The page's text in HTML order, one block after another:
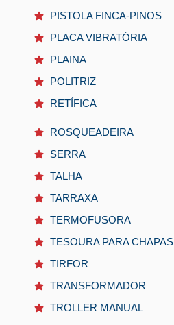
PISTOLA FINCA-PINOS
PLACA VIBRATÓRIA
PLAINA
POLITRIZ
RETÍFICA
ROSQUEADEIRA
SERRA
TALHA
TARRAXA
TERMOFUSORA
TESOURA PARA CHAPAS
TIRFOR
TRANSFORMADOR
TROLLER MANUAL